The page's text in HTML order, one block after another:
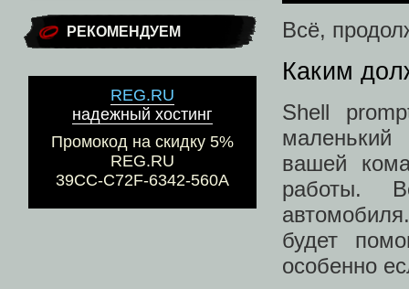
РЕКОМЕНДУЕМ
REG.RU
надежный хостинг
Промокод на скидку 5%
REG.RU
39CC-C72F-6342-560A
Всё,
Каким
Shell
маленький
вашей
работы.
будет
особенно